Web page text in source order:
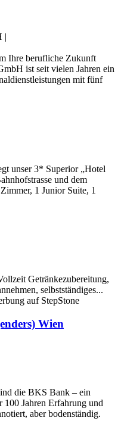
|
Ihre berufliche Zukunft
ist seit vielen Jahren ein
mit fünf
unser 3* Superior „Hotel
und dem
1 Junior Suite, 1
Getränkezubereitung,
selbstständiges...
auf StepStone
Wien
die BKS Bank – ein
100 Jahren Erfahrung und
aber bodenständig.